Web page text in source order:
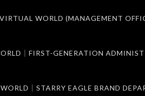
WORLD (MANAGEMENT
｜FIRST-GENERATION
｜STARRY EAGLE BRAND